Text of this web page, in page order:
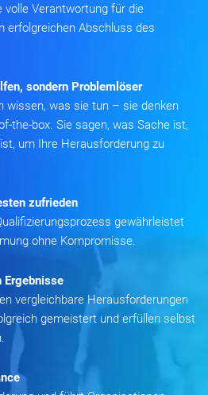
volle Verantwortung für die
erfolgreichen Abschluss des
sondern Problemlöser
wissen, was sie tun – sie denken
the-box. Sie sagen, was Sache ist,
um Ihre Herausforderung zu
zufrieden
gewährleistet
ohne Kompromisse.
vergleichbare Herausforderungen
gemeistert und erfüllen selbst